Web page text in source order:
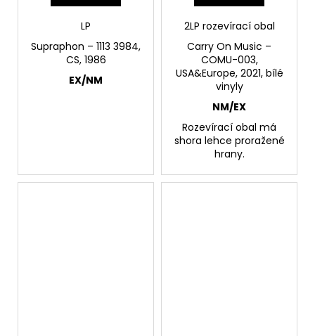
LP
Supraphon ‎– 1113 3984,
CS, 1986
EX/NM
2LP rozevírací obal
Carry On Music –
COMU-003,
USA&Europe, 2021, bílé
vinyly
NM/EX
Rozevírací obal má
shora lehce proražené
hrany.